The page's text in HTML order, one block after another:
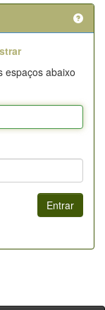
espaços abaixo